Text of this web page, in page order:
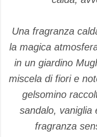
Una fragranza
la magica
in un giardino
miscela di fiori e
gelsomino
sandalo, vaniglia
fragranza